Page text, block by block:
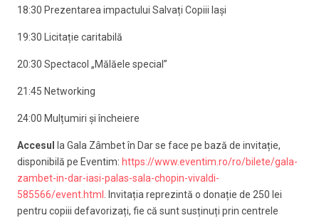
18:30 Prezentarea impactului Salvați Copiii Iași
19:30 Licitație caritabilă
20:30 Spectacol „Mălăele special”
21:45 Networking
24:00 Mulțumiri și încheiere
Accesul
la Gala Zâmbet în Dar se face pe bază de invitație,
disponibilă pe Eventim: https://www.eventim.ro/ro/bilete/gala-
zambet-in-dar-iasi-palas-sala-chopin-vivaldi-
585566/event.html
. Invitația reprezintă o donație de 250 lei
pentru copiii defavorizați, fie că sunt susținuți prin centrele